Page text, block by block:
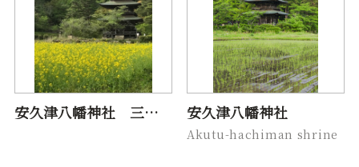
安久津八幡神社 三重塔 安久津八幡神社
Akutu-hachiman shrine